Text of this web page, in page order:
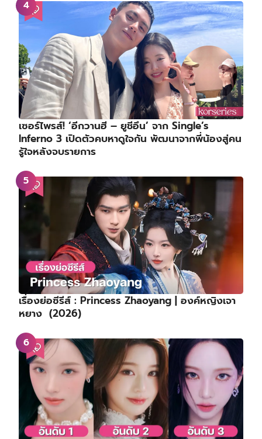
เซอร์ไพรส์! ‘อีกวานฮี – ยูชีอึน’ จาก Single’s
Inferno 3 เปิดตัวคบหาดูใจกัน พัฒนาจากพี่น้องสู่คน
รู้ใจหลังจบรายการ
เรื่องย่อซีรีส์ : Princess Zhaoyang | องค์หญิงเจา
หยาง (2026)